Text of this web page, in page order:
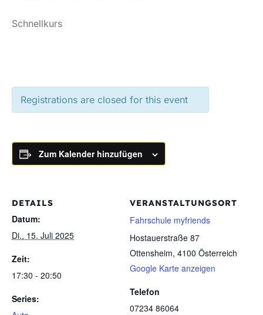
Schnellkurs
Registrations are closed for this event
Zum Kalender hinzufügen
DETAILS
Datum:
Di., 15. Juli 2025
Zeit:
17:30 - 20:50
Series:
VERANSTALTUNGSORT
Fahrschule myfriends
Hostauerstraße 87
Ottensheim, 4100 Österreich
Google Karte anzeigen
Telefon
07234 86064